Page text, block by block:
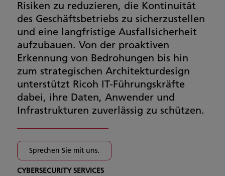
Risiken zu reduzieren, die Kontinuität
des Geschäftsbetriebs zu sicherzustellen
und eine langfristige Ausfallsicherheit
aufzubauen. Von der proaktiven
Erkennung von Bedrohungen bis hin
zum strategischen Architekturdesign
unterstützt Ricoh IT-Führungskräfte
dabei, ihre Daten, Anwender und
Infrastrukturen zuverlässig zu schützen.
Sprechen Sie mit uns.
CYBERSECURITY SERVICES